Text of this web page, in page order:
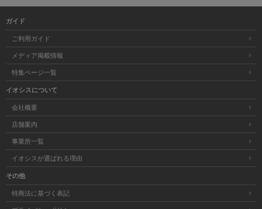
ガイド
ご利用ガイド
メディア掲載情報
特集ページ一覧
イオシスについて
会社概要
店舗案内
事業所一覧
イオシスが選ばれる理由
その他
特商法に基づく表記